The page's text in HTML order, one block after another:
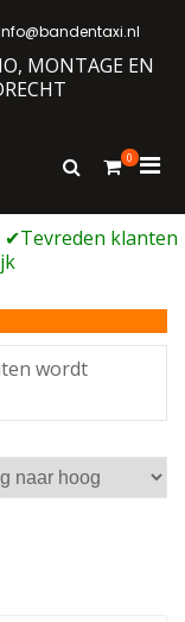
MONTAGE EN
met eigen webshop
Toon
0
voor
wordt